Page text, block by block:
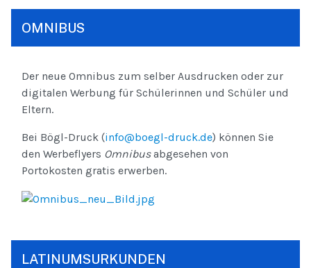
OMNIBUS
Der neue Omnibus zum selber Ausdrucken oder zur
digitalen Werbung für Schülerinnen und Schüler und
Eltern.
Bei Bögl-Druck (info@boegl-druck.de) können Sie
den Werbeflyers Omnibusabgesehen von
Portokosten gratis erwerben.
LATINUMSURKUNDEN